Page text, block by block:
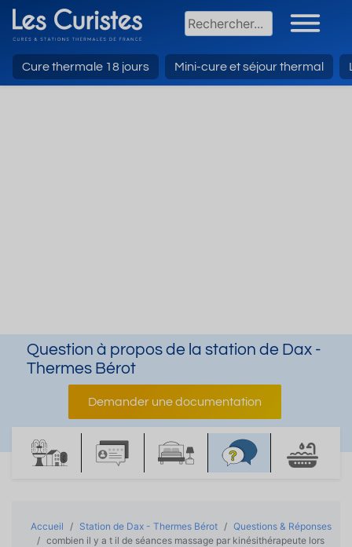
Cure thermale 18 jours Mini-cure et séjour thermal
Question à propos de la station de Dax -
Thermes Bérot
Demander une documentation
Accueil Station de Dax - Thermes Bérot
Questions & Réponses
combien il y a t il de séances massage par kinésithérapeute lors